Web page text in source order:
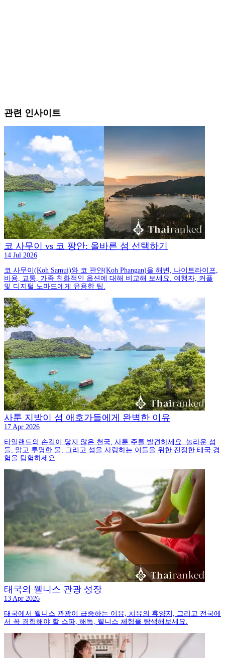
관련 인사이트
코 사무이 vs 코 팡안: 올바른 섬 선택하기
14 Jul 2026
코 사무이(Koh Samui)와 코 판얀(Koh Phangan)을 해변, 나이트라이프,
비용, 교통, 가족 친화적인 옵션에 대해 비교해 보세요. 여행자, 커플
및 디지털 노마드에게 유용한 팁.
사툰 지방이 섬 애호가들에게 완벽한 이유
17 Apr 2026
타일랜드의 손길이 닿지 않은 천국, 사툰 주를 발견하세요. 놀라운 섬
들, 맑고 투명한 물, 그리고 섬을 사랑하는 이들을 위한 진정한 태국 경
험을 탐험하세요.
태국의 웰니스 관광 성장
13 Apr 2026
태국에서 웰니스 관광이 급증하는 이유, 치유의 휴양지, 그리고 전국에
서 꼭 경험해야 할 스파, 해독, 웰니스 체험을 탐색해보세요.